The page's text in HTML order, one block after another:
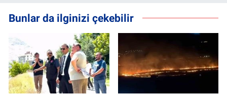
Bunlar da ilginizi çekebilir